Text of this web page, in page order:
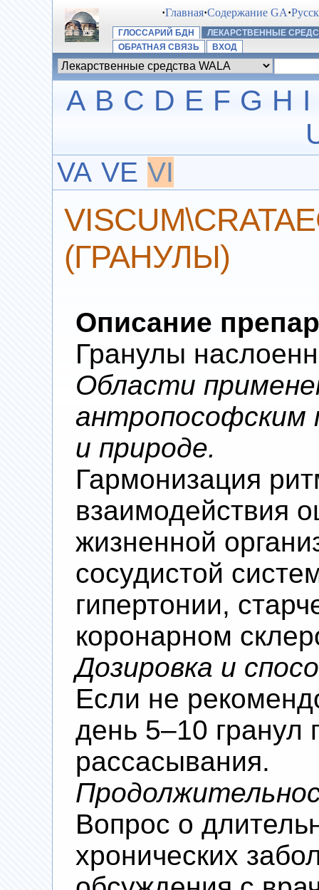
·Главная·Содержание GA·
ГЛОССАРИЙ БДН
ЛЕКАРСТВЕННЫЕ
ОБРАТНАЯ СВЯЗЬ
ВХОД
A B C D E F G H I
VA VE VI
(ГРАНУЛЫ)
Описание
Гранулы
Области
антропософским
и природе.
Гармонизация
взаимодействия
жизненной
сосудистой
гипертонии,
коронарном
Дозировка и
Если не
день 5–10 гранул
рассасывания.
Вопрос о
хронических